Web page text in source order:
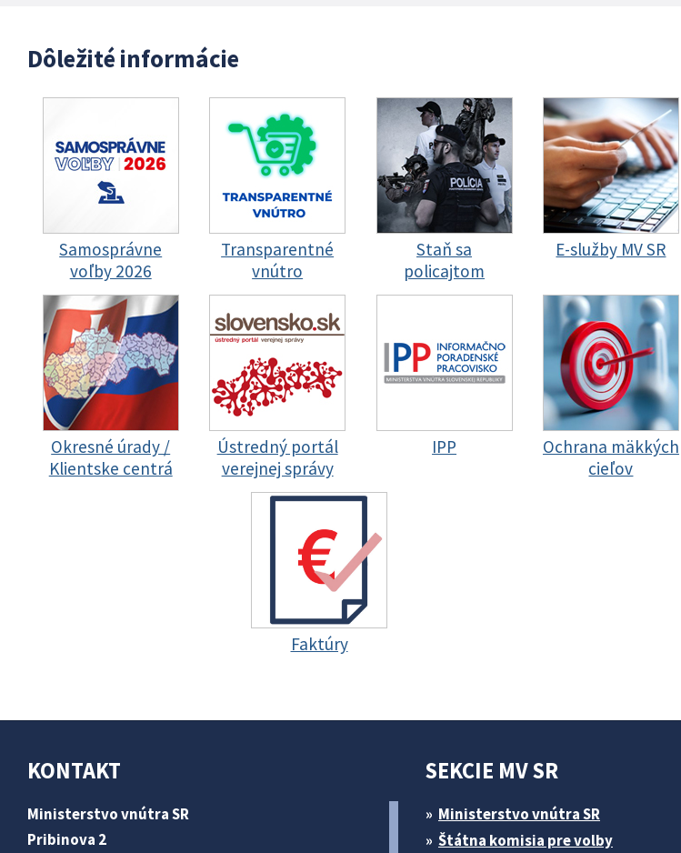
Dôležité informácie
Samosprávne
voľby 2026
Transparentné
vnútro
Staň sa
policajtom
E-služby MV SR
Okresné úrady /
Klientske centrá
Ústredný portál
verejnej správy
IPP
Ochrana mäkkých
cieľov
Faktúry
KONTAKT
Ministerstvo vnútra SR
Pribinova 2
SEKCIE MV SR
Ministerstvo vnútra SR
Štátna komisia pre volby